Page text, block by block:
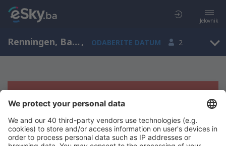
Jelovnik
Renningen, Baden-Wurttemberg, Njemačka , ODABERITE DATUM 2
Žao nam je, ne možemo da prikažemo
rezultate